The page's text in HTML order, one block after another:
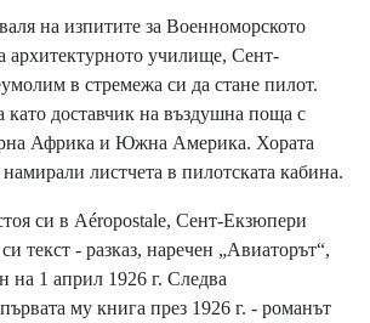
на изпитите за Военноморското
архитектурното училище, Сент-
в стремежа си да стане пилот.
като доставчик на въздушна поща с
Африка и Южна Америка. Хората
намирали листчета в пилотската кабина.
си в Aéropostale, Сент-Екзюпери
текст - разказ, наречен „Авиаторът“,
на 1 април 1926 г. Следва
му книга през 1926 г. - романът